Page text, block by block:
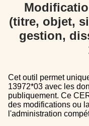
(titre, objet,
gestion,
Cet outil permet uniquement de pré-remplir le CERFA
13972*03 avec les
publiquement. Ce
des modifications ou
l'administration